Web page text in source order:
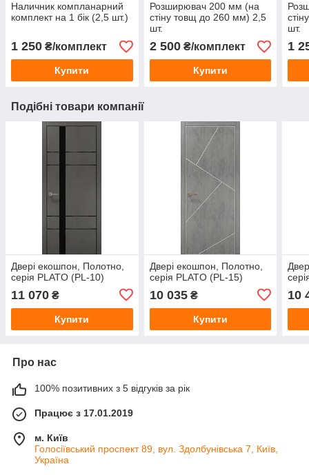
Наличник компланарний
комплект на 1 бік (2,5 шт.)
1 250 ₴/комплект
Купити
Розширювач 200 мм (на
стіну товщ до 260 мм) 2,5
шт.
2 500₴/комплект
Купити
шт.
1
Подібні товари компанії
Двері екошпон, Полотно,
серія PLATO (PL-10)
11 070 ₴
Купити
Двері екошпон, Полотно,
серія PLATO (PL-15)
10 035₴
Купити
10
Про нас
100% позитивних з 5 відгуків за рік
Працює з 17.01.2019
м. Київ
Голосіївський проспект 89, вул. Здолбунівська 7, Київ,
Україна